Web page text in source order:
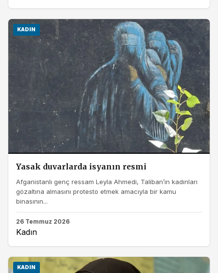
KADIN
Yasak duvarlarda isyanın resmi
Afganistanlı genç ressam Leyla Ahmedi, Taliban’ın kadınları
gözaltına almasını protesto etmek amacıyla bir kamu
binasının...
26 Temmuz 2026
Kadın
KADIN